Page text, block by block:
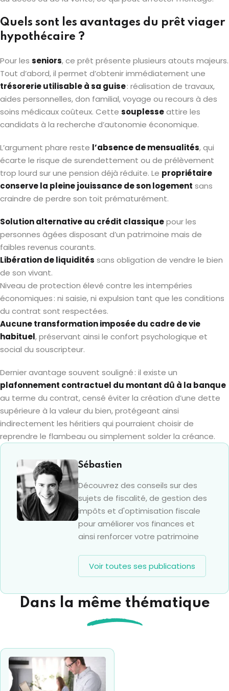
Quels sont les avantages du prêt viager
hypothécaire ?
Pour les seniors, ce prêt présente plusieurs atouts majeurs.
Tout d’abord, il permet d’obtenir immédiatement une
trésorerie utilisable à sa guise: réalisation de travaux,
aides personnelles, don familial, voyage ou recours à des
soins médicaux coûteux. Cette souplesseattire les
candidats à la recherche d’autonomie économique.
L’argument phare reste l’absence de mensualités, qui
écarte le risque de surendettement ou de prélèvement
trop lourd sur une pension déjà réduite. Le propriétaire
conserve la pleine jouissance de son logement sans
craindre de perdre son toit prématurément.
Solution alternative au crédit classiquepour les
personnes âgées disposant d’un patrimoine mais de
faibles revenus courants.
Libération de liquidités sans obligation de vendre le bien
de son vivant.
Niveau de protection élevé contre les intempéries
économiques : ni saisie, ni expulsion tant que les conditions
du contrat sont respectées.
Aucune transformation imposée du cadre de vie
habituel, préservant ainsi le confort psychologique et
social du souscripteur.
Dernier avantage souvent souligné : il existe un
plafonnement contractuel du montant dû à la banque
au terme du contrat, censé éviter la création d’une dette
supérieure à la valeur du bien, protégeant ainsi
indirectement les héritiers qui pourraient choisir de
reprendre le flambeau ou simplement solder la créance.
Sébastien
Découvrez des conseils sur des
sujets de fiscalité, de gestion des
impôts et d'optimisation fiscale
pour améliorer vos finances et
ainsi renforcer votre patrimoine
Voir toutes ses publications
Dans la même thématique